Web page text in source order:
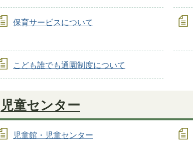
保育サービスについて
こども誰でも通園制度について
児童センター
児童館・児童センター